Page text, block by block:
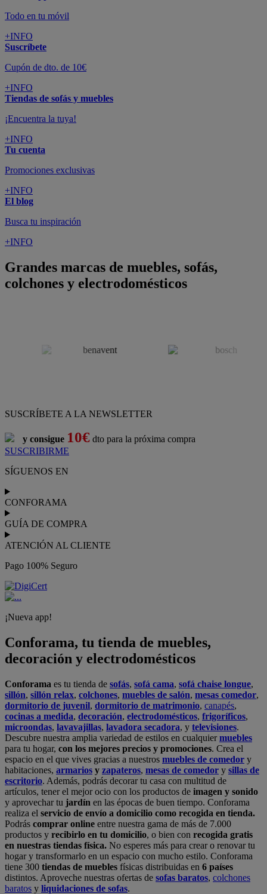
Todo en tu móvil
+INFO
Suscríbete
Cupón de dto. de 10€
+INFO
Tiendas de sofás y muebles
¡Encuentra la tuya!
+INFO
Tu cuenta
Promociones exclusivas
+INFO
El blog
Busca tu inspiración
+INFO
Grandes marcas de muebles, sofás,
colchones y electrodomésticos
SUSCRÍBETE A LA NEWSLETTER
y consigue 10€ dto para la próxima compra
SUSCRIBIRME
SÍGUENOS EN
CONFORAMA
GUÍA DE COMPRA
ATENCIÓN AL CLIENTE
Pago 100% Seguro
¡Nueva app!
Conforama, tu tienda de muebles,
decoración y electrodomésticos
Conforama es tu tienda de sofás, sofá cama, sofá chaise longue,
sillón, sillón relax, colchones, muebles de salón, mesas comedor,
dormitorio de juvenil, dormitorio de matrimonio, canapés,
cocinas a medida, decoración, electrodomésticos, frigoríficos,
microondas, lavavajillas, lavadora secadora, y televisiones.
Descubre nuestra amplia variedad de estilos en cualquiermuebles
para tu hogar, con los mejores precios y promociones. Crea el
espacio en el que vives gracias a nuestros muebles de comedor y
habitaciones, armarios y zapateros, mesas de comedor y sillas de
escritorio. Además, podrás decorar tu casa con multitud de
artículos, tener el mejor ocio con los productos de imagen y sonido
y aprovechar tu jardín en las épocas de buen tiempo. Conforama
realiza el servicio de envío a domicilio como recogida en tienda.
Podrás comprar online entre nuestra gama de más de 7.000
productos y recibirlo en tu domicilio, o bien con recogida gratis
en nuestras tiendas física. No esperes más para crear o renovar tu
hogar y transformarlo en un espacio con mucho estilo. Conforama
tiene 300 tiendas de muebles físicas distribuidas en 6 países
distintos. Aproveche nuestras ofertas de sofas baratos, colchones
baratos y liquidaciones de sofas.